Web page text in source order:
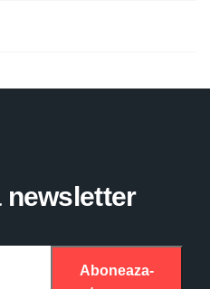
newsletter
Aboneaza-